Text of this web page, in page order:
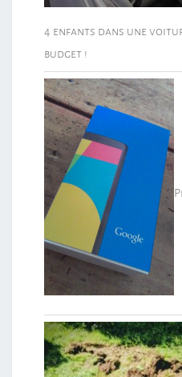
4 enfants dans une
budget !